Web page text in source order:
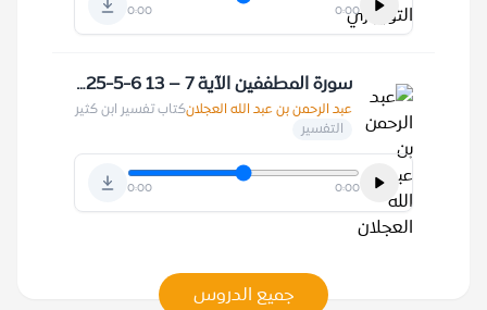
0:00 0:00
سورة المطففين الآية 7 – 13 6-5-1425 هـ
عبد الرحمن بن عبد الله العجلانكتاب تفسير ابن كثير
التفسير
0:00 0:00
جميع الدروس